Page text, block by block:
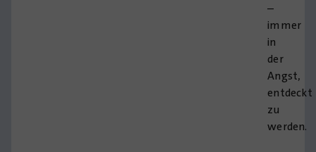
–
immer
in
der
Angst,
entdeckt
zu
werden.